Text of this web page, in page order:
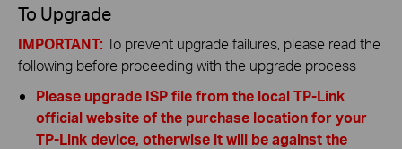
To Upgrade
IMPORTANT: To prevent upgrade failures, please read the
following before proceeding with the upgrade process
Please upgrade ISP file from the local TP-Link
official website of the purchase location for your
TP-Link device, otherwise it will be against the